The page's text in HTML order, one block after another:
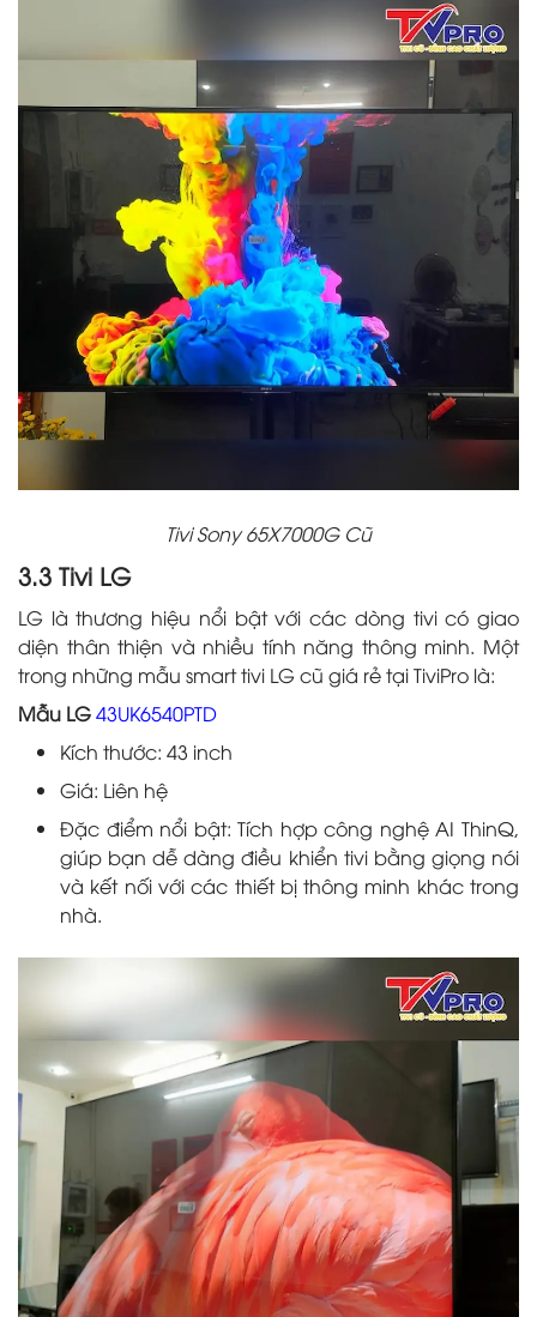
Tivi Sony 65X7000G Cũ
3.3 Tivi LG
LG là thương hiệu nổi bật với các dòng tivi có giao
diện thân thiện và nhiều tính năng thông minh. Một
trong những mẫu smart tivi LG cũ giá rẻ tại TiviPro là:
Mẫu LG43UK6540PTD
Kích thước: 43 inch
Giá: Liên hệ
Đặc điểm nổi bật: Tích hợp công nghệ AI ThinQ,
giúp bạn dễ dàng điều khiển tivi bằng giọng nói
và kết nối với các thiết bị thông minh khác trong
nhà.